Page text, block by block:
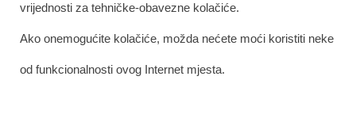
vrijednosti za tehničke-obavezne kolačiće.
Ako onemogućite kolačiće, možda nećete moći koristiti neke
od funkcionalnosti ovog Internet mjesta.